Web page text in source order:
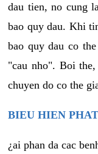
dau tien, no cung
bao quy dau. Khi
bao quy dau co
"cau nho". Boi
chuyen do co the
BIEU HIEN
¿ai phan da cac